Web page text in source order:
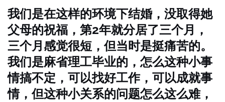
我们是在这样的环境下结婚，没取得她
父母的祝福，第2年就分居了三个月，
三个月感觉很短，但当时是挺痛苦的。
我们是麻省理工毕业的，怎么这种小事
情搞不定，可以找好工作，可以成就事
情，但这种小关系的问题怎么这么难，